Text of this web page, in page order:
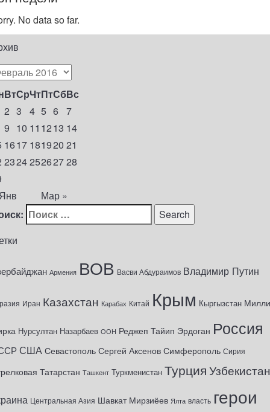
No data so far.
ВтСрЧтПтСбВс
Мар »
2 3 4 5 6 7
9 10 11 1213 14
1617 181920 21
232425262728
Армения ВОВ Васви Абдураимов Владимир Путин
Иран Казахстан Карабах Китай Крым Кыргызстан Милли
Нурсултан Назарбаев ООН Реджеп Тайип Эрдоган Россия
США Севастополь Сергей Аксенов Симферополь Сирия
Татарстан Ташкент Туркменистан ТурцияУзбекистан
Центральная Азия Шавкат Мирзиёев Ялта власть герои